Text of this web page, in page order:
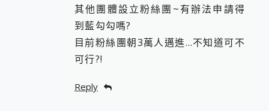
其他團體設立粉絲團~有辦法申請得
到藍勾勾嗎?
目前粉絲團朝3萬人邁進…不知道可不
可行?!
Reply